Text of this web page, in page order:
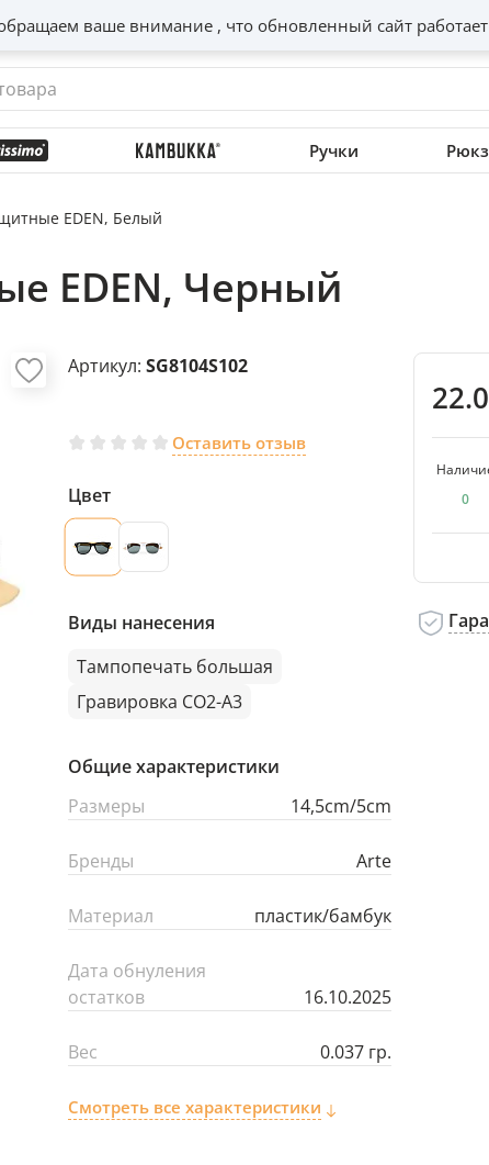
ваше внимание , что обновленный сайт
Ручки
EDEN, Белый
EDEN, Черный
Артикул: SG8104S102
Оставить отзыв
Цвет
Виды нанесения
Тампопечать большая
Гравировка CO2-А3
Общие характеристики
Размеры
14,5cm/5cm
Бренды Arte
Материал пластик/бамбук
Дата обнуления
остатков
16.10.2025
Вес 0.037 гр.
Смотреть все характеристики
0